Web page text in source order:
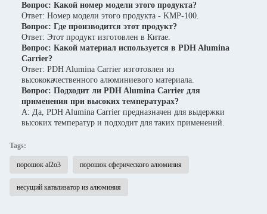
Вопрос: Какой номер модели этого продукта?
Ответ: Номер модели этого продукта - KMP-100.
Вопрос: Где производится этот продукт?
Ответ: Этот продукт изготовлен в Китае.
Вопрос: Какой материал используется в PDH Alumina
Carrier?
Ответ: PDH Alumina Carrier изготовлен из
высококачественного алюминиевого материала.
Вопрос: Подходит ли PDH Alumina Carrier для
применения при высоких температурах?
A: Да, PDH Alumina Carrier предназначен для выдержки
высоких температур и подходит для таких применений.
Tags:
порошок al2o3 порошок сферического алюминия
несущий катализатор из алюминия